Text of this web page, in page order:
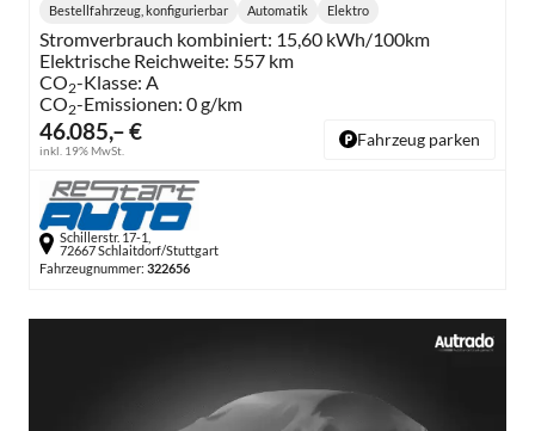
46.085,– €
inkl. 19% MwSt.
Bestellfahrzeug, konfigurierbar
Getriebe:
Automatik
Kraftstoff:
Elektro
Stromverbrauch kombiniert: 15,60 kWh/100km
Elektrische Reichweite: 557 km
CO2-Klasse: A
CO2-Emissionen: 0 g/km
Fahrzeug parken
Schillerstr. 17-1,
72667 Schlaitdorf/Stuttgart
Fahrzeugnummer: 322656